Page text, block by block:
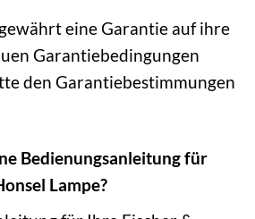
eine Garantie auf ihre
Garantiebedingungen
den Garantiebestimmungen
Bedienungsanleitung für
Lampe?